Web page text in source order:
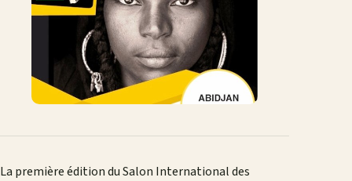
La première édition du Salon International des